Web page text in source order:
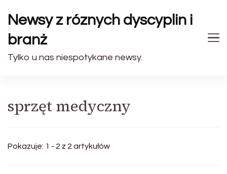
Newsy z róznych dyscyplin i
branż
Tylko u nas niespotykane newsy.
sprzęt medyczny
Pokazuje: 1 - 2 z 2 artykułów